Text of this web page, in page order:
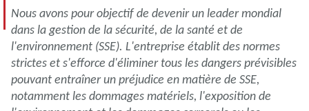
Nous avons pour objectif de devenir un leader mondial
dans la gestion de la sécurité, de la santé et de
l'environnement (SSE). L'entreprise établit des normes
strictes et s'efforce d'éliminer tous les dangers prévisibles
pouvant entraîner un préjudice en matière de SSE,
notamment les dommages matériels, l'exposition de